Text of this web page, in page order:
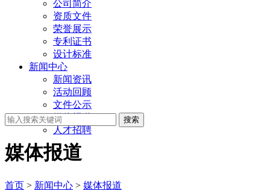
公司简介
资质文件
荣誉展示
专利证书
设计标准
新闻中心
新闻资讯
活动回顾
文件公示
媒体报道
人才招聘
媒体报道
首页 > 新闻中心 > 媒体报道